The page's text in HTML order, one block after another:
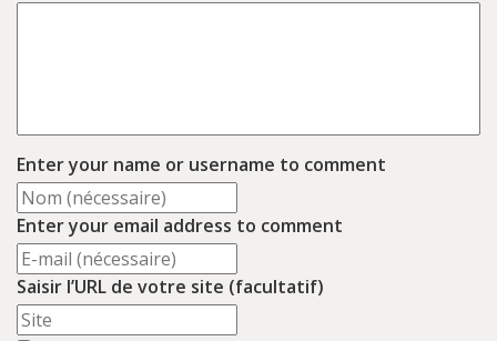
Enter your name or username to comment
Enter your email address to comment
Saisir l’URL de votre site (facultatif)